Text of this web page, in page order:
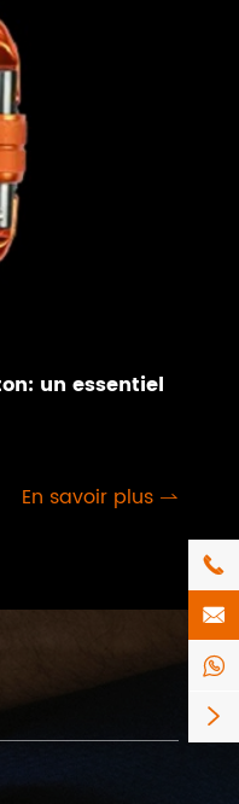
un essentiel
En savoir plus 



